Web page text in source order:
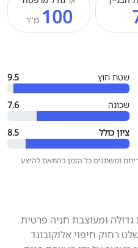
100 מ"ר
שטח חוץ 9.5
שכונה 7.6
ציון כולל 8.5
ומשתנים כל הזמן בהתאם להיצע
גדולה ומעוצבת חניה פרטית
רחוק חיפוי אלוקובונד